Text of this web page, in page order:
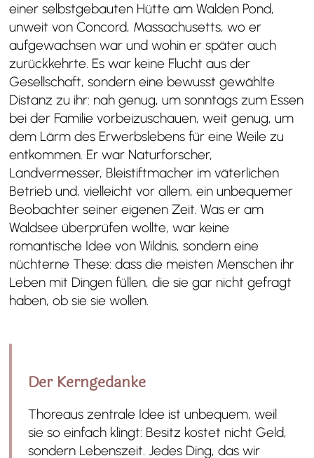
einer selbstgebauten Hütte am Walden Pond,
unweit von Concord, Massachusetts, wo er
aufgewachsen war und wohin er später auch
zurückkehrte. Es war keine Flucht aus der
Gesellschaft, sondern eine bewusst gewählte
Distanz zu ihr: nah genug, um sonntags zum Essen
bei der Familie vorbeizuschauen, weit genug, um
dem Lärm des Erwerbslebens für eine Weile zu
entkommen. Er war Naturforscher,
Landvermesser, Bleistiftmacher im väterlichen
Betrieb und, vielleicht vor allem, ein unbequemer
Beobachter seiner eigenen Zeit. Was er am
Waldsee überprüfen wollte, war keine
romantische Idee von Wildnis, sondern eine
nüchterne These: dass die meisten Menschen ihr
Leben mit Dingen füllen, die sie gar nicht gefragt
haben, ob sie sie wollen.
Der Kerngedanke
Thoreaus zentrale Idee ist unbequem, weil
sie so einfach klingt: Besitz kostet nicht Geld,
sondern Lebenszeit. Jedes Ding, das wir